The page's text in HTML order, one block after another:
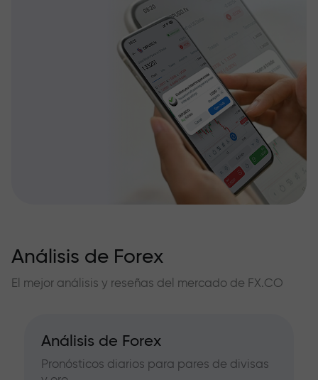
Análisis de Forex
El mejor análisis y reseñas del mercado de FX.CO
Análisis de Forex
Pronósticos diarios para pares de divisas